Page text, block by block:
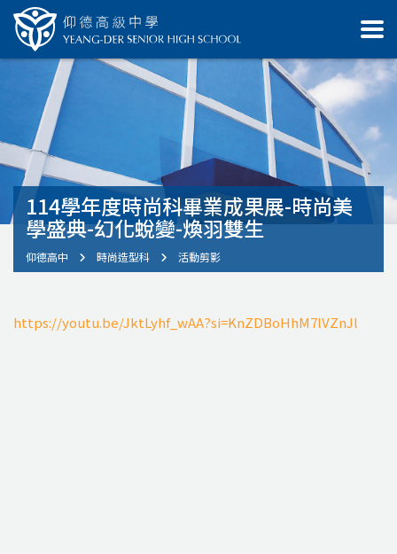
114學年度時尚科畢業成果展-時尚美
學盛典-幻化蛻變-煥羽雙生
仰德高中 時尚造型科 活動剪影
https://youtu.be/JktLyhf_wAA?si=KnZDBoHhM7lVZnJl